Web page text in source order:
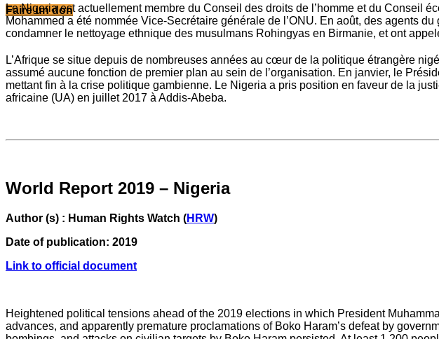
Faire un don
Le Nigeria est actuellement membre du Conseil des droits de l’homme et du Conseil
Mohammed a été nommée Vice-Secrétaire générale de l’ONU. En août, des agents
condamner le nettoyage ethnique des musulmans Rohingyas en Birmanie, et ont
L’Afrique se situe depuis de nombreuses années au cœur de la politique étrangère
assumé aucune fonction de premier plan au sein de l’organisation. En janvier, le
mettant fin à la crise politique gambienne. Le Nigeria a pris position en faveur de la
africaine (UA) en juillet 2017 à Addis-Abeba.
World Report 2019 – Nigeria
Author (s) : Human Rights Watch (HRW)
Date of publication: 2019
Link to official document
Heightened political tensions ahead of the 2019 elections in which President
advances, and apparently premature proclamations of Boko Haram’s defeat by